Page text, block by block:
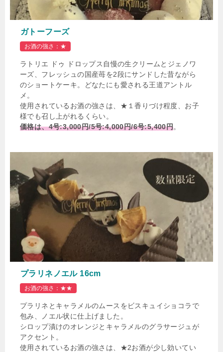
ガトーフーズ
お酒の強さ：★
ラトリエ ドゥ ドロップス自慢の生クリームとジェノワ
ーズ、フレッシュの国産苺を2段にサンドした昔ながら
のショートケーキ。どなたにも愛される王道アントル
メ。
使用されているお酒の強さは、★１香りづけ程度、お子
様でも召し上がれるくらい。
価格は、4号:3,000円/5号:4,000円/6号:5,400円。
プラリネノエル 16cm
お酒の強さ：★★
プラリネとキャラメルのムースをビスキュイショコラで
包み、ノエル状に仕上げました。
シロップ漬けのオレンジとキャラメルのグラサージュが
アクセント。
使用されているお酒の強さは、★2お酒が少し効いてい